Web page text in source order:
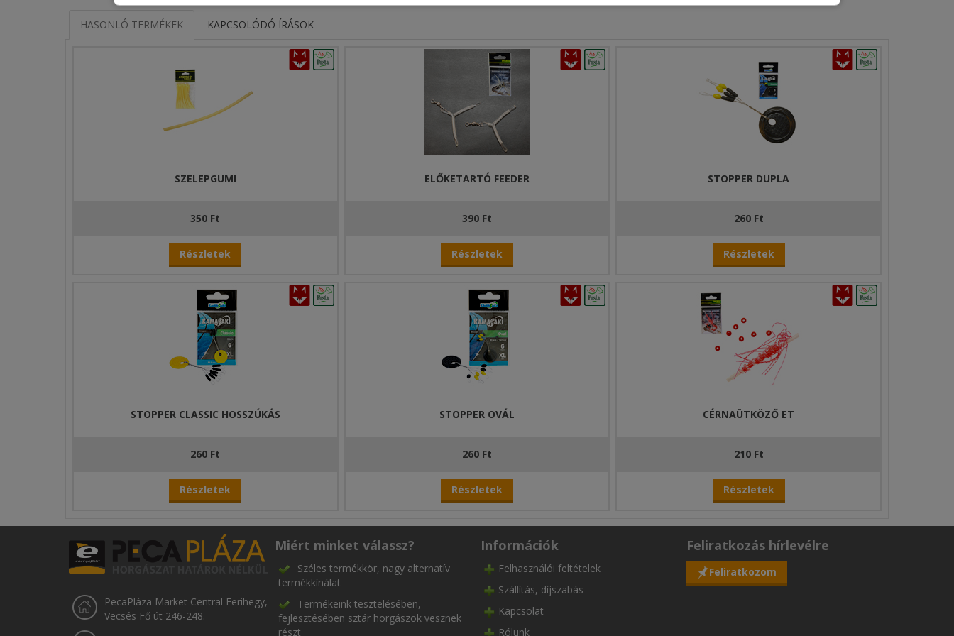
HASONLÓ TERMÉKEK KAPCSOLÓDÓ ÍRÁSOK
SZELEPGUMI
350 Ft
Részletek
ELŐKETARTÓ FEEDER
390 Ft
Részletek
STOPPER DUPLA
260 Ft
Részletek
STOPPER CLASSIC HOSSZÚKÁS
260 Ft
Részletek
STOPPER OVÁL
260 Ft
Részletek
CÉRNAÜTKÖZŐ ET
210 Ft
Részletek
PecaPláza Market Central Ferihegy,
Vecsés Fő út 246-248.
Miért minket válassz?
Széles termékkör, nagy alternatív
termékkínálat
Termékeink tesztelésében,
fejlesztésében sztár horgászok vesznek
részt
Információk
Felhasználói feltételek
Szállítás, díjszabás
Kapcsolat
Rólunk
Feliratkozás hírlevélre
Feliratkozom